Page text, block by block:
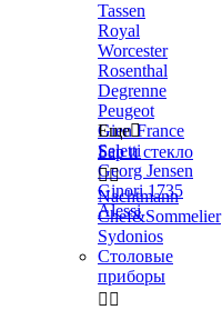
Tassen
Royal
Worcester
Rosenthal
Degrenne
Peugeot
Gien France
Seletti
Georg Jensen
Ginori 1735
Alessi
Еще
Бар и стекло

Nachtmann
Chef&Sommelier
Sydonios
Столовые
приборы
 